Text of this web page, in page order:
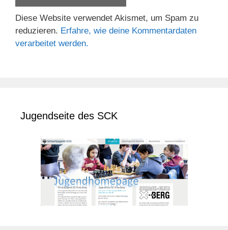
Diese Website verwendet Akismet, um Spam zu
reduzieren. Erfahre, wie deine Kommentardaten
verarbeitet werden.
Jugendseite des SCK